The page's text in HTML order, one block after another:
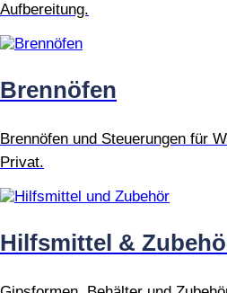
Aufbereitung.
Brennöfen
Brennöfen und Steuerungen für
Privat.
Hilfsmittel &